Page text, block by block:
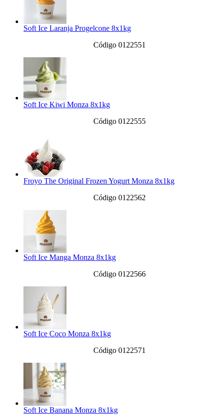
Soft Ice Laranja Progelcone 8x1kg
Código 0122551
Soft Ice Kiwi Monza 8x1kg
Código 0122555
Froyo The Original Frozen Yogurt Monza 8x1kg
Código 0122562
Soft Ice Manga Monza 8x1kg
Código 0122566
Soft Ice Coco Monza 8x1kg
Código 0122571
Soft Ice Banana Monza 8x1kg